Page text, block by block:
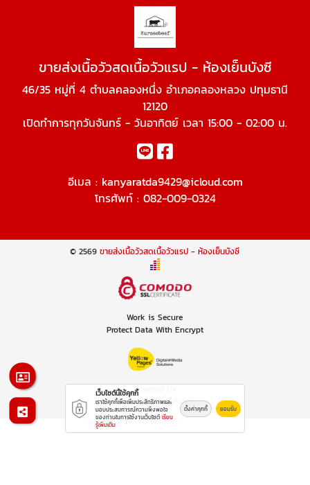
ขายส่งเนื้อวัวสดเนื้อวัวแรป - ห้องเย็นบังซี
46/35 หมู่ที่ 4 ตำบลคลองหนึ่ง อำเภอคลองหลวง ปทุมธานี
12120
เปิดทำการทุกวันจันทร์ - วันอาทิตย์ เวลา 15:00 - 02:00 น.
อีเมล : kanyaratda9429@icloud.com
โทรศัพท์ : 082-009-0324
© 2569ขายส่งเนื้อวัวสดเนื้อวัวแรป - ห้องเย็นบังซี
Work is Secure
Protect Data With Encrypt
Powered By
Thailand YellowPages
เว็บไซต์นี้ใช้คุกกี้
เราใช้คุกกี้เพื่อเพิ่มประสิทธิภาพและ
มอบประสบการณ์ความพึงพอใจ
ของท่านในการใช้งานเว็บไซต์ เรียน
รู้เพิ่มเติม
ตั้งค่าคุกกี้ ยอมรับ